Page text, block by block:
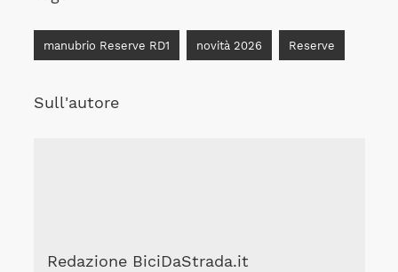
manubrio Reserve RD1 novità 2026 Reserve
Sull'autore
Redazione BiciDaStrada.it